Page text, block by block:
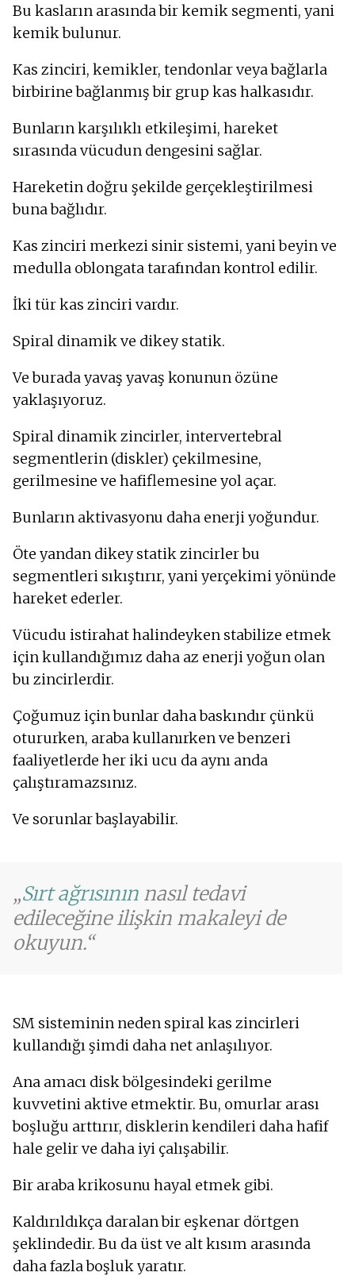
Bu kasların arasında bir kemik segmenti, yani
kemik bulunur.
Kas zinciri, kemikler, tendonlar veya bağlarla
birbirine bağlanmış bir grup kas halkasıdır.
Bunların karşılıklı etkileşimi, hareket
sırasında vücudun dengesini sağlar.
Hareketin doğru şekilde gerçekleştirilmesi
buna bağlıdır.
Kas zinciri merkezi sinir sistemi, yani beyin ve
medulla oblongata tarafından kontrol edilir.
İki tür kas zinciri vardır.
Spiral dinamik ve dikey statik.
Ve burada yavaş yavaş konunun özüne
yaklaşıyoruz.
Spiral dinamik zincirler, intervertebral
segmentlerin (diskler) çekilmesine,
gerilmesine ve hafiflemesine yol açar.
Bunların aktivasyonu daha enerji yoğundur.
Öte yandan dikey statik zincirler bu
segmentleri sıkıştırır, yani yerçekimi yönünde
hareket ederler.
Vücudu istirahat halindeyken stabilize etmek
için kullandığımız daha az enerji yoğun olan
bu zincirlerdir.
Çoğumuz için bunlar daha baskındır çünkü
otururken, araba kullanırken ve benzeri
faaliyetlerde her iki ucu da aynı anda
çalıştıramazsınız.
Ve sorunlar başlayabilir.
Sırt ağrısının nasıl tedavi
edileceğine ilişkin makaleyi de
okuyun.
SM sisteminin neden spiral kas zincirleri
kullandığı şimdi daha net anlaşılıyor.
Ana amacı disk bölgesindeki gerilme
kuvvetini aktive etmektir. Bu, omurlar arası
boşluğu arttırır, disklerin kendileri daha hafif
hale gelir ve daha iyi çalışabilir.
Bir araba krikosunu hayal etmek gibi.
Kaldırıldıkça daralan bir eşkenar dörtgen
şeklindedir. Bu da üst ve alt kısım arasında
daha fazla boşluk yaratır.